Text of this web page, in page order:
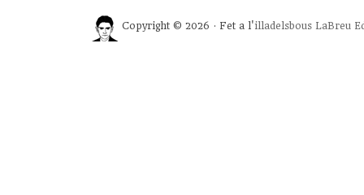
Copyright © 2026 · Fet a l'illadelsbous LaBreu